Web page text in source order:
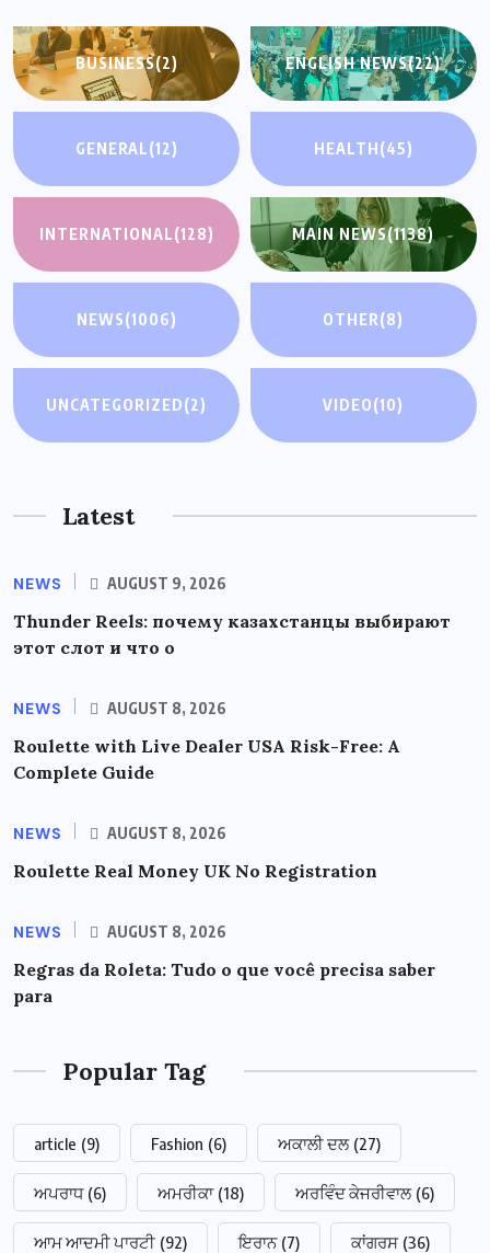
BUSINESS(2) ENGLISH NEWS(22)
GENERAL(12) HEALTH(45)
INTERNATIONAL(128) MAIN NEWS(1138)
NEWS(1006) OTHER(8)
UNCATEGORIZED(2) VIDEO(10)
Latest
NEWS AUGUST 9, 2026
Thunder Reels: почему казахстанцы выбирают
этот слот и что о
NEWS AUGUST 8, 2026
Roulette with Live Dealer USA Risk-Free: A
Complete Guide
NEWS AUGUST 8, 2026
Roulette Real Money UK No Registration
NEWS AUGUST 8, 2026
Regras da Roleta: Tudo o que você precisa saber
para
Popular Tag
article (9) Fashion (6) ਅਕਾਲੀ ਦਲ (27)
ਅਪਰਾਧ (6) ਅਮਰੀਕਾ (18) ਅਰਵਿੰਦ ਕੇਜਰੀਵਾਲ (6)
ਆਮ ਆਦਮੀ ਪਾਰਟੀ (92) ਇਰਾਨ (7) ਕਾਂਗਰਸ (36)